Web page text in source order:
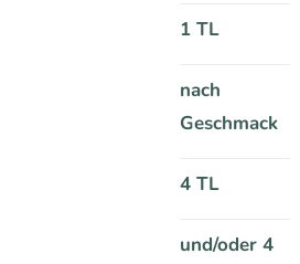
1 TL
nach
Geschmack
4 TL
und/oder 4